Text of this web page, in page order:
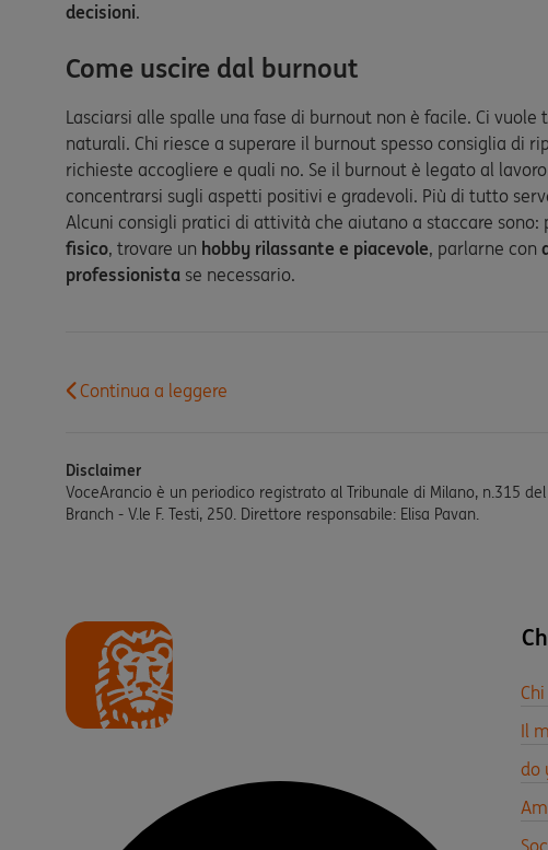
decisioni.
Come uscire dal burnout
Lasciarsi alle spalle una fase di burnout non è facile. Ci
naturali. Chi riesce a superare il burnout spesso consiglia di
richieste accogliere e quali no. Se il burnout è legato al
concentrarsi sugli aspetti positivi e gradevoli. Più di tutto
Alcuni consigli pratici di attività che aiutano a staccare sono:
fisico, trovare un hobby rilassante e piacevole, parlarne con
professionista se necessario.
Continua a leggere
Disclaimer
VoceArancio è un periodico registrato al Tribunale di Milano, n.315
Branch - V.le F. Testi, 250. Direttore responsabile: Elisa Pavan.
Il
do